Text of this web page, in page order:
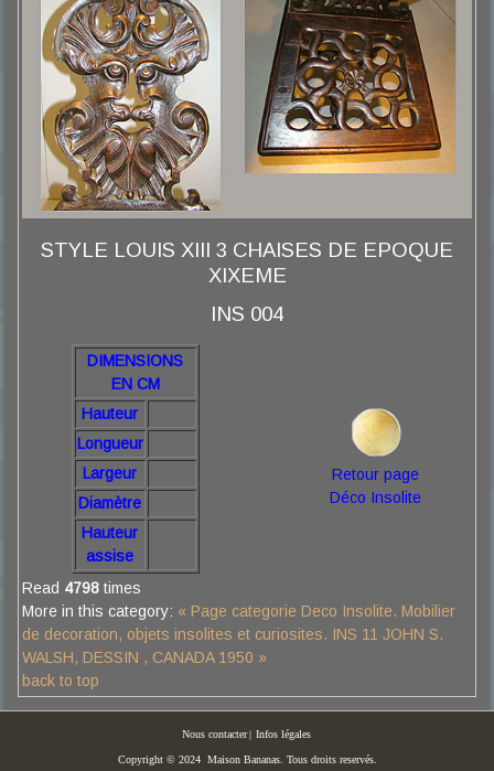
STYLE LOUIS XIII 3 CHAISES DE EPOQUE
XIXEME
INS 004
DIMENSIONS
EN CM
Hauteur
Longueur
Largeur
Diamètre
Hauteur
assise
Retour page
Déco Insolite
Read 4798 times
More in this category: « Page categorie Deco Insolite. Mobilier
de decoration, objets insolites et curiosites. INS 11 JOHN S.
WALSH, DESSIN , CANADA 1950 »
back to top
Nous contacter | Infos légales
Copyright © 2024 Maison Bananas. Tous droits reservés.